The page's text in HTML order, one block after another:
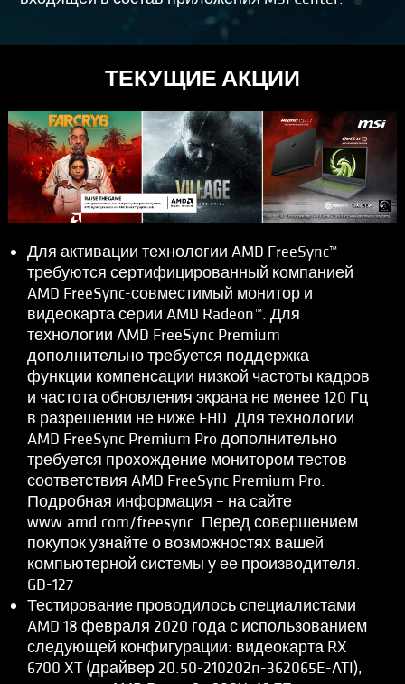
ТЕКУЩИЕ АКЦИИ
Для активации технологии AMD FreeSync™
требуются сертифицированный компанией
AMD FreeSync-совместимый монитор и
видеокарта серии AMD Radeon™. Для
технологии AMD FreeSync Premium
дополнительно требуется поддержка
функции компенсации низкой частоты кадров
и частота обновления экрана не менее 120 Гц
в разрешении не ниже FHD. Для технологии
AMD FreeSync Premium Pro дополнительно
требуется прохождение монитором тестов
соответствия AMD FreeSync Premium Pro.
Подробная информация – на сайте
www.amd.com/freesync. Перед совершением
покупок узнайте о возможностях вашей
компьютерной системы у ее производителя.
GD-127
Тестирование проводилось специалистами
AMD 18 февраля 2020 года с использованием
следующей конфигурации: видеокарта RX
6700 XT (драйвер 20.50-210202n-362065E-ATI),